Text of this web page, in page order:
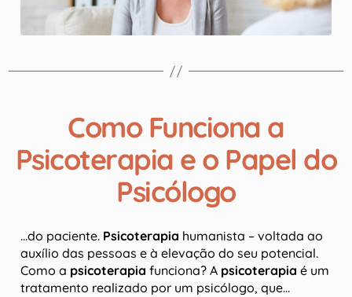
Como Funciona a
Psicoterapia e o Papel do
Psicólogo
…do paciente. Psicoterapia humanista – voltada ao
auxílio das pessoas e à elevação do seu potencial.
Como a psicoterapia funciona? A psicoterapia é um
tratamento realizado por um psicólogo, que…